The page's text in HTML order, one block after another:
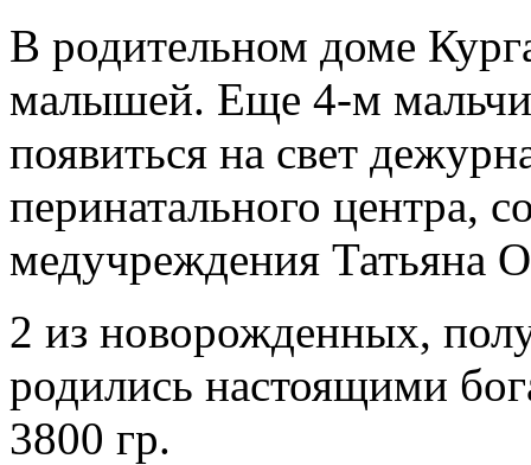
В родительном доме
малышей. Еще 4-м
появиться на свет
перинатального центра,
медучреждения Татьяна
2 из новорожденных,
родились настоящими
3800 гр.